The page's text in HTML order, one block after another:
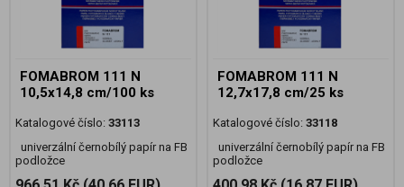
FOMABROM 111 N
10,5x14,8 cm/100 ks
Katalogové číslo: 33113
univerzální černobílý papír na FB
podložce
FOMABROM 111 N
12,7x17,8 cm/25 ks
Katalogové číslo: 33118
univerzální černobílý papír na FB
podložce